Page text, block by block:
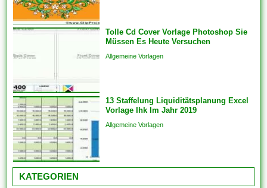
um sicherzustellen, dass das
Endprodukt von hoher Qualität
ist. Sie bringen die Vorlagen
auch überspringen und
Analogien in...
Tolle Cd Cover Vorlage Photoshop Sie
Müssen Es Heute Versuchen
Allgemeine Vorlagen
13 Staffelung Liquiditätsplanung Excel
Vorlage Ihk Im Jahr 2019
Allgemeine Vorlagen
KATEGORIEN